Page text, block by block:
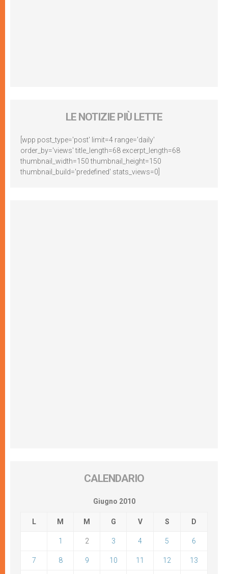
LE NOTIZIE PIÙ LETTE
[wpp post_type='post' limit=4 range='daily'
order_by='views' title_length=68 excerpt_length=68
thumbnail_width=150 thumbnail_height=150
thumbnail_build='predefined' stats_views=0]
CALENDARIO
Giugno 2010
L M M G V S D
1 2 3 4 5 6
7 8 9 10 11 12 13